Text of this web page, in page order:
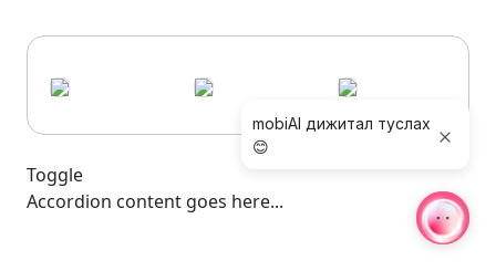
Toggle
Accordion content goes here...
mobiAI дижитал туслах
😊